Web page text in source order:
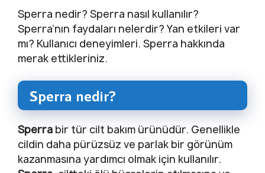
Sperra nedir? Sperra nasıl kullanılır?
Sperra’nın faydaları nelerdir? Yan etkileri var
mı? Kullanıcı deneyimleri. Sperra hakkında
merak ettikleriniz.
Sperra nedir?
Sperra bir tür cilt bakım ürünüdür. Genellikle
cildin daha pürüzsüz ve parlak bir görünüm
kazanmasına yardımcı olmak için kullanılır.